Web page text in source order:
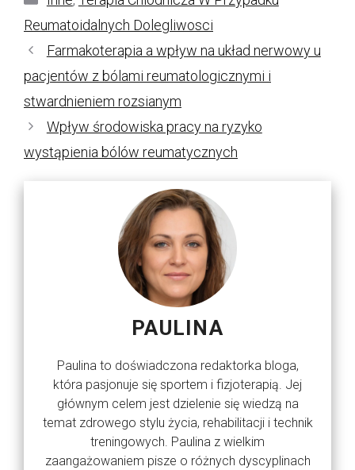
Reumatoidalnych Dolegliwosci
Farmakoterapia a wpływ na układ nerwowy u
pacjentów z bólami reumatologicznymi i
stwardnieniem rozsianym
Wpływ środowiska pracy na ryzyko
wystąpienia bólów reumatycznych
PAULINA
Paulina to doświadczona redaktorka bloga,
która pasjonuje się sportem i fizjoterapią. Jej
głównym celem jest dzielenie się wiedzą na
temat zdrowego stylu życia, rehabilitacji i technik
treningowych. Paulina z wielkim
zaangażowaniem pisze o różnych dyscyplinach